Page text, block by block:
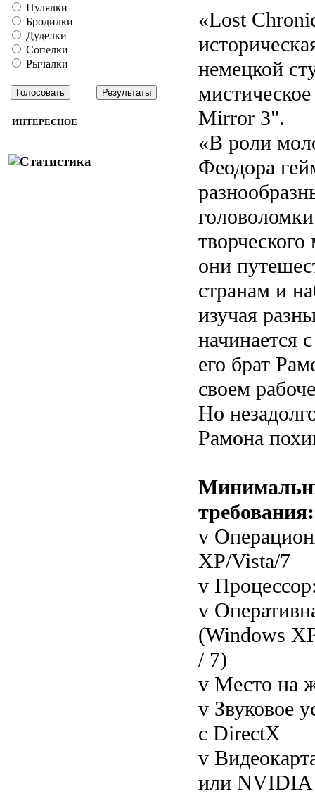
Пулялки
Бродилки
Дуделки
Сопелки
Рычалки
ИНТЕРЕСНОЕ
«Lost
немецкой
Mirror 3".
«В роли
Феодора
они
странам и
изучая
начинается
его брат
своем
Но
Рамона
требования:
v
XP/Vista/7
v
v
(Windows
/ 7)
v Место на
v Звуковое
с DirectX
v
или NVIDIA